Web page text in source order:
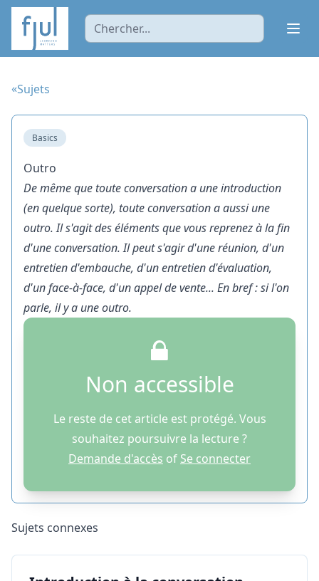
«Sujets
Basics
Outro
De même que toute conversation a une introduction
(en quelque sorte), toute conversation a aussi une
outro. Il s'agit des éléments que vous reprenez à la fin
d'une conversation. Il peut s'agir d'une réunion, d'un
entretien d'embauche, d'un entretien d'évaluation,
d'un face-à-face, d'un appel de vente... En bref : si l'on
parle, il y a une outro.
Non accessible
Le reste de cet article est protégé. Vous
souhaitez poursuivre la lecture ?
Demande d'accès of Se connecter
Sujets connexes